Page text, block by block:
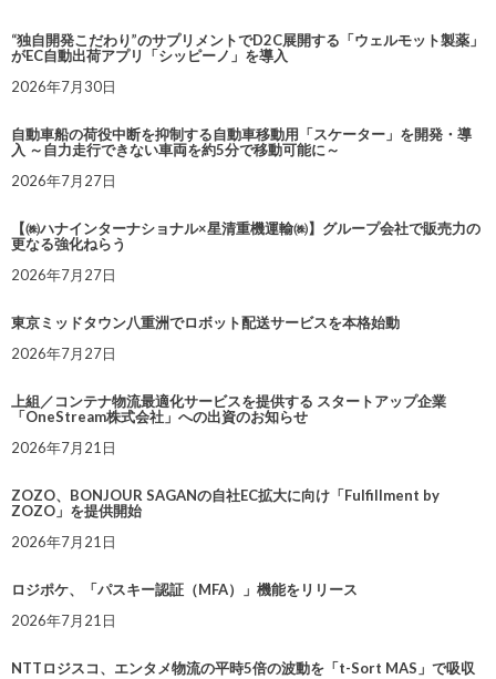
“独自開発こだわり”のサプリメントでD2C展開する「ウェルモット製薬」
がEC自動出荷アプリ「シッピーノ」を導入
2026年7月30日
自動車船の荷役中断を抑制する自動車移動用「スケーター」を開発・導
入 ～自力走行できない車両を約5分で移動可能に～
2026年7月27日
【㈱ハナインターナショナル×星清重機運輸㈱】グループ会社で販売力の
更なる強化ねらう
2026年7月27日
東京ミッドタウン八重洲でロボット配送サービスを本格始動
2026年7月27日
上組／コンテナ物流最適化サービスを提供する スタートアップ企業
「OneStream株式会社」への出資のお知らせ
2026年7月21日
ZOZO、BONJOUR SAGANの自社EC拡大に向け「Fulfillment by
ZOZO」を提供開始
2026年7月21日
ロジポケ、「パスキー認証（MFA）」機能をリリース
2026年7月21日
NTTロジスコ、エンタメ物流の平時5倍の波動を「t-Sort MAS」で吸収